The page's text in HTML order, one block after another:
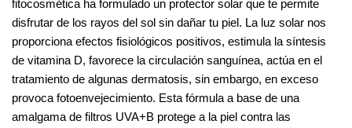
fitocosmética ha formulado un protector solar que te permite
disfrutar de los rayos del sol sin dañar tu piel. La luz solar nos
proporciona efectos fisiológicos positivos, estimula la síntesis
de vitamina D, favorece la circulación sanguínea, actúa en el
tratamiento de algunas dermatosis, sin embargo, en exceso
provoca fotoenvejecimiento. Esta fórmula a base de una
amalgama de filtros UVA+B protege a la piel contra las